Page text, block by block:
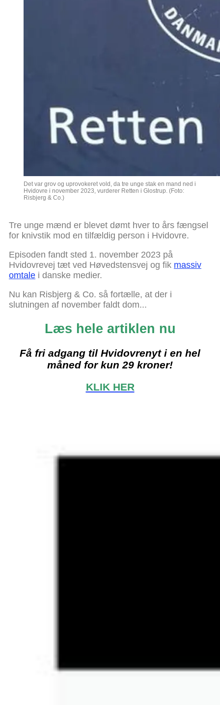
Det var grov og uprovokeret vold, da tre unge stak en mand ned i
Hvidovre i november 2023, vurderer Retten i Glostrup. (Foto:
Risbjerg & Co.)
Tre unge mænd er blevet dømt hver to års fængsel
for knivstik mod en tilfældig person i Hvidovre.
Episoden fandt sted 1. november 2023 på
Hvidovrevej tæt ved Høvedstensvej og fik massiv
omtale i danske medier.
Nu kan Risbjerg & Co. så fortælle, at der i
slutningen af november faldt dom...
Læs hele artiklen nu
Få fri adgang til Hvidovrenyt i en hel
måned for kun 29 kroner!
KLIK HER